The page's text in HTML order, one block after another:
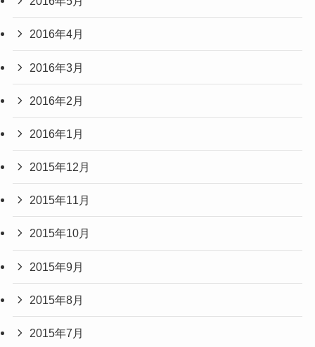
2016年4月
2016年3月
2016年2月
2016年1月
2015年12月
2015年11月
2015年10月
2015年9月
2015年8月
2015年7月